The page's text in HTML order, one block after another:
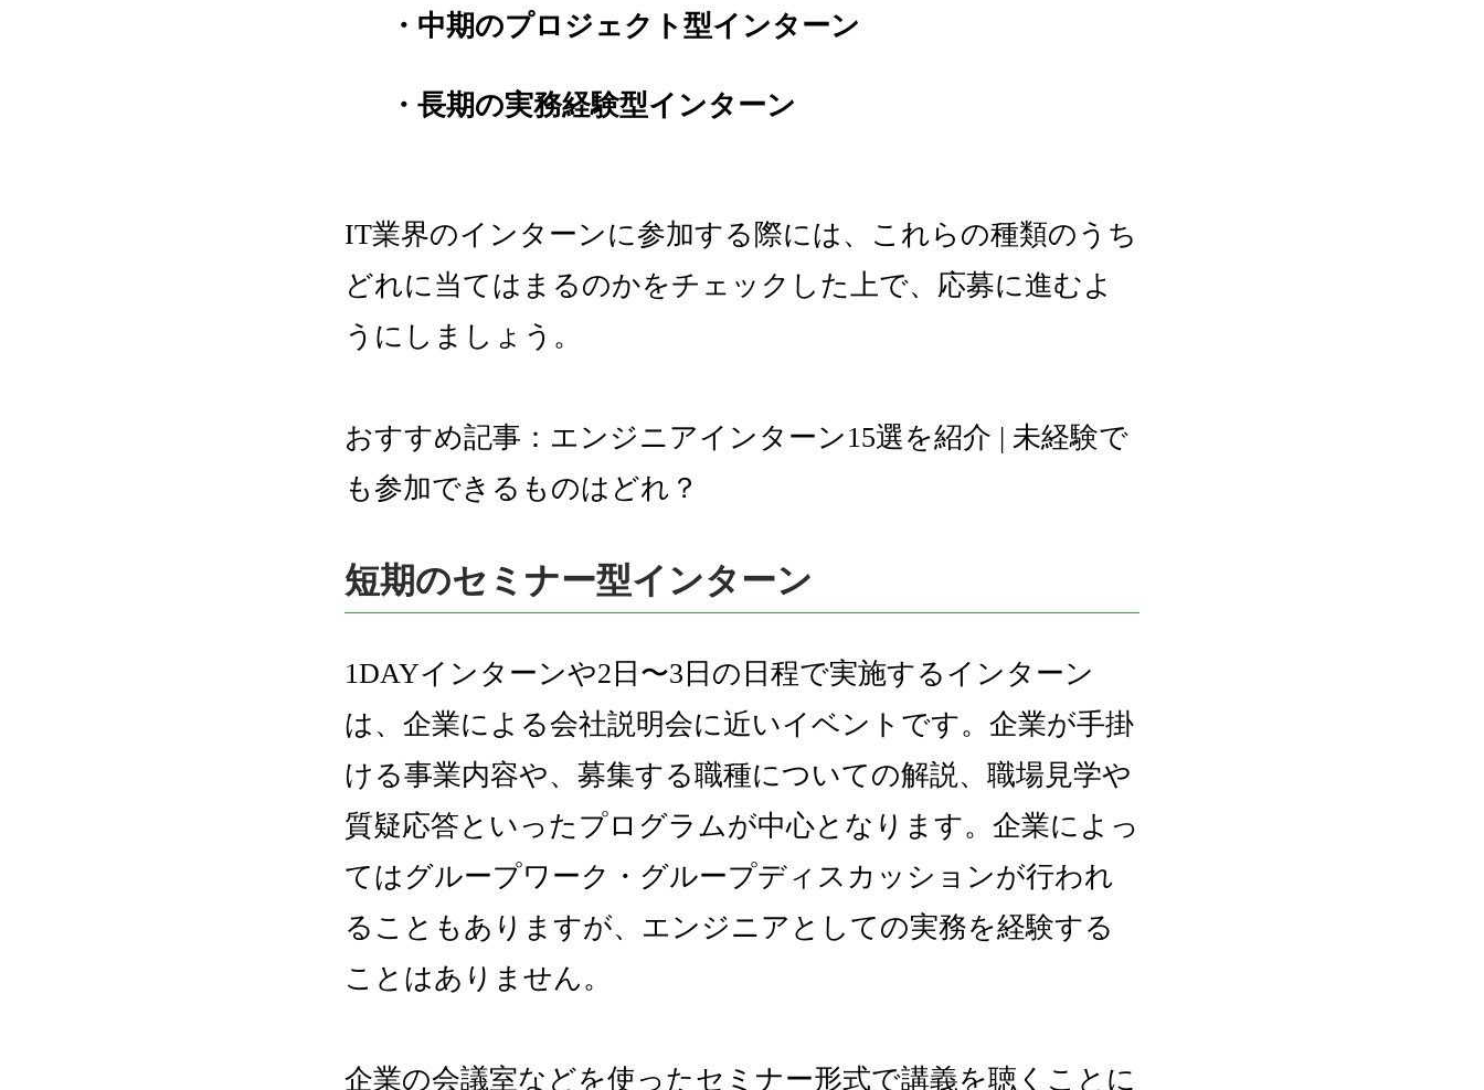
・中期のプロジェクト型インターン
・長期の実務経験型インターン
IT業界のインターンに参加する際には、これらの種類のうち
どれに当てはまるのかをチェックした上で、応募に進むよ
うにしましょう。
おすすめ記事：エンジニアインターン15選を紹介 | 未経験で
も参加できるものはどれ？
短期のセミナー型インターン
1DAYインターンや2日〜3日の日程で実施するインターン
は、企業による会社説明会に近いイベントです。企業が手掛
ける事業内容や、募集する職種についての解説、職場見学や
質疑応答といったプログラムが中心となります。企業によっ
てはグループワーク・グループディスカッションが行われ
ることもありますが、エンジニアとしての実務を経験する
ことはありません。
企業の会議室などを使ったセミナー形式で講義を聴くことに